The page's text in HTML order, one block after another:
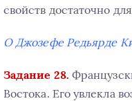
свойств достаточно
О Джозефе Редьярде
Задание 28.
Востока. Его увлекла